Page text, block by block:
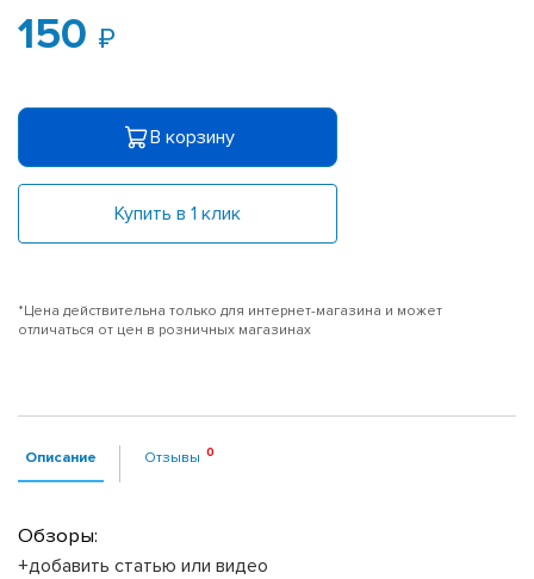
150
В корзину
Купить в 1 клик
*Цена действительна только для интернет-магазина и может
отличаться от цен в розничных магазинах
Описание Отзывы
Обзоры:
+добавить статью или видео